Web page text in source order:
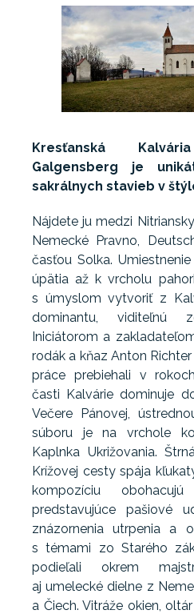
Kresťanská
Galgensberg je
sakrálnych stavieb v
Nájdete ju medzi
Nemecké Pravno,
časťou Solka.
úpätia až k vrcholu
s úmyslom vytvoriť z
dominantu, viditeľnú
Iniciátorom a
rodák a kňaz Anton
práce prebiehali v
časti Kalvárie dominuje
Večere Pánovej,
súboru je na vrchole
Kaplnka Ukrižovania.
Krížovej cesty spája
kompozíciu
predstavujúce pašiové
znázornenia utrpenia a
s témami zo Starého
podieľali okrem
aj umelecké dielne z
a Čiech. Vitráže okien,